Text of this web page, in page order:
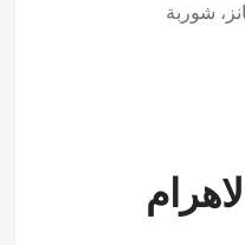
شوربة